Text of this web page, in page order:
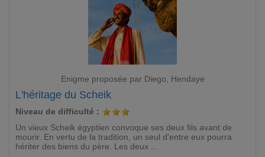
Enigme proposée par Diego, Hendaye
L'héritage du Scheik
Niveau de difficulté :
Un vieux Scheik égyptien convoque ses deux fils avant de
mourir. En vertu de la tradition, un seul d'entre eux pourra
hériter des biens du père. Les deux ...